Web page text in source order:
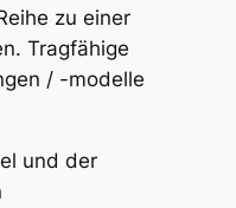
zu einer
Tragfähige
/ -modelle
und der